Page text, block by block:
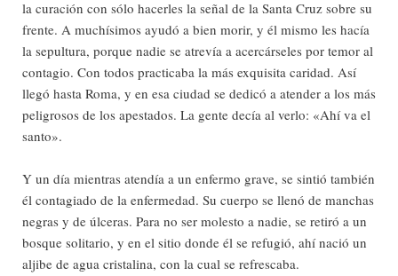
la curación con sólo hacerles la señal de la Santa Cruz sobre su
frente. A muchísimos ayudó a bien morir, y él mismo les hacía
la sepultura, porque nadie se atrevía a acercárseles por temor al
contagio. Con todos practicaba la más exquisita caridad. Así
llegó hasta Roma, y en esa ciudad se dedicó a atender a los más
peligrosos de los apestados. La gente decía al verlo: «Ahí va el
santo».
Y un día mientras atendía a un enfermo grave, se sintió también
él contagiado de la enfermedad. Su cuerpo se llenó de manchas
negras y de úlceras. Para no ser molesto a nadie, se retiró a un
bosque solitario, y en el sitio donde él se refugió, ahí nació un
aljibe de agua cristalina, con la cual se refrescaba.